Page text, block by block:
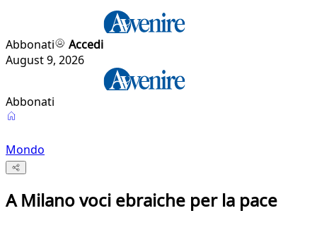
Abbonati
Accedi
August 9, 2026
Abbonati
Mondo
A Milano voci ebraiche per la pace